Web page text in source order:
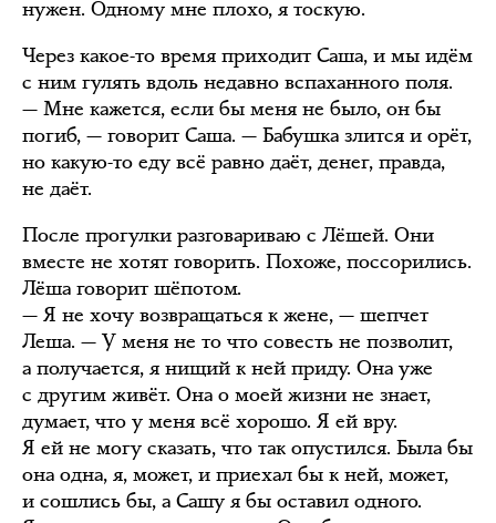
нужен. Одному мне плохо, я тоскую.
Через какое-то время приходит Саша, и мы идём
с ним гулять вдоль недавно вспаханного поля.
— Мне кажется, если бы меня не было, он бы
погиб, — говорит Саша. — Бабушка злится и орёт,
но какую-то еду всё равно даёт, денег, правда,
не даёт.
После прогулки разговариваю с Лёшей. Они
вместе не хотят говорить. Похоже, поссорились.
Лёша говорит шёпотом.
— Я не хочу возвращаться к жене, — шепчет
Леша. — У меня не то что совесть не позволит,
а получается, я нищий к ней приду. Она уже
с другим живёт. Она о моей жизни не знает,
думает, что у меня всё хорошо. Я ей вру.
Я ей не могу сказать, что так опустился. Была бы
она одна, я, может, и приехал бы к ней, может,
и сошлись бы, а Сашу я бы оставил одного.